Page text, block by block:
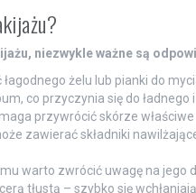
niezwykle ważne są
łagodnego żelu lub pianki do
co przyczynia się do ładnego
przywrócić skórze
zawierać składniki
warto zwrócić uwagę na jego
tłustą – szybko się